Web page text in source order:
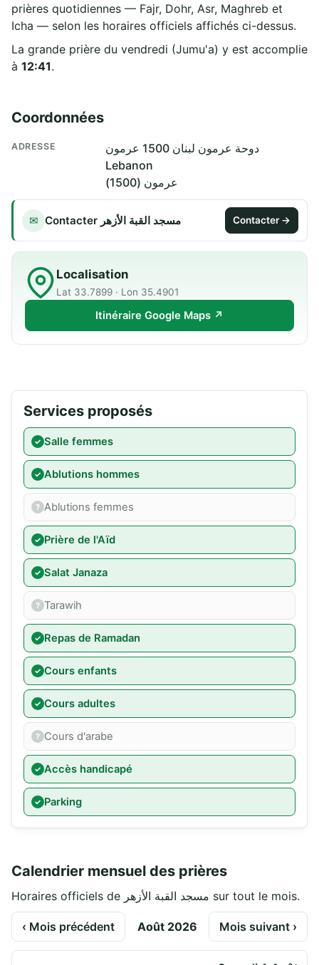
prières quotidiennes — Fajr, Dohr, Asr, Maghreb et
Icha — selon les horaires officiels affichés ci-dessus.
La grande prière du vendredi (Jumu'a) y est accomplie
à 12:41.
Coordonnées
ADRESSE
دوحة عرمون لبنان 1500 عرمون
Lebanon
عرمون (1500)
✉ Contacter مسجد القبة الأزهر Contacter →
Localisation
Lat 33.7899 · Lon 35.4901
Itinéraire Google Maps ↗
Services proposés
Salle femmes
Ablutions hommes
Ablutions femmes
Prière de l'Aïd
Salat Janaza
Tarawih
Repas de Ramadan
Cours enfants
Cours adultes
Cours d'arabe
Accès handicapé
Parking
Calendrier mensuel des prières
Horaires officiels de مسجد القبة الأزهر sur tout le mois.
‹ Mois précédent Août 2026 Mois suivant ›